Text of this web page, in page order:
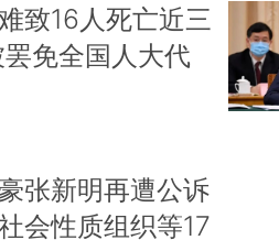
致16人死亡近三
免全国人大代
张新明再遭公诉
会性质组织等17